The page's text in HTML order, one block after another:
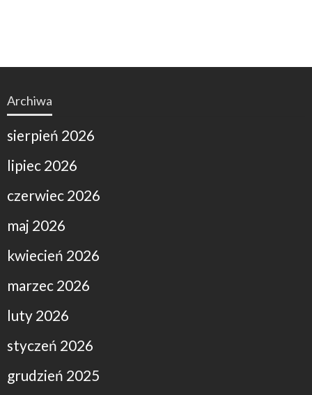
Archiwa
sierpień 2026
lipiec 2026
czerwiec 2026
maj 2026
kwiecień 2026
marzec 2026
luty 2026
styczeń 2026
grudzień 2025